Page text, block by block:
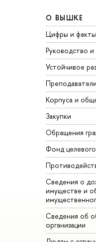
О ВЫШКЕ
Цифры и факты
Руководство и
Устойчивое
Корпуса и
Закупки
Обращения
Фонд
Сведения о
имуществе и
Сведения об
организации